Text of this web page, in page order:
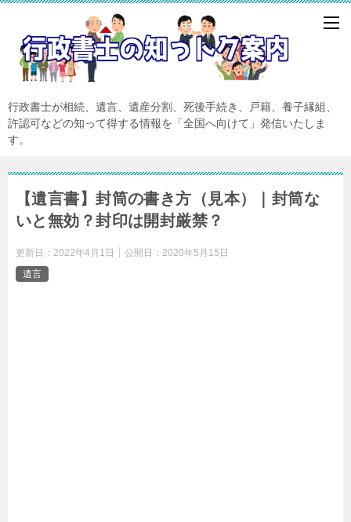
行政書士が相続、遺言、遺産分割、死後手続き、戸籍、養子縁組、
許認可などの知って得する情報を「全国へ向けて」発信いたしま
す。
【遺言書】封筒の書き方（見本）｜封筒な
いと無効？封印は開封厳禁？
更新日： 2022年4月1日 公開日： 2020年5月15日
遺言